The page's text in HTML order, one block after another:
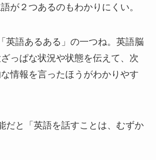
が２つあるのもわかりにくい。
英語あるある」の一つね。英語脳
っぱな状況や状態を伝えて、次
情報を言ったほうがわかりやす
だと「英語を話すことは、むずか